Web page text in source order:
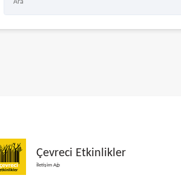
Çevreci Etkinlikler
İletişim Ağı